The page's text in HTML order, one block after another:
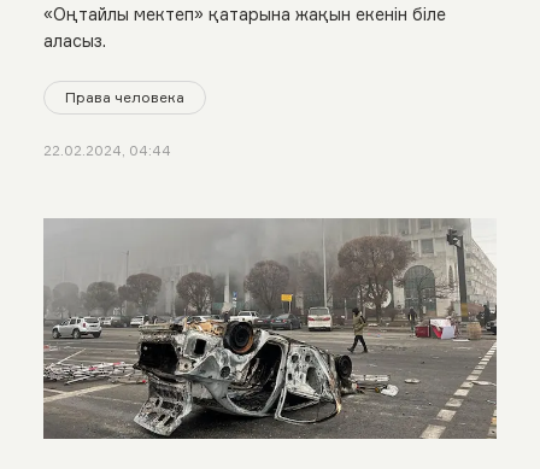
«Оңтайлы мектеп» қатарына жақын екенін біле
аласыз.
Права человека
22.02.2024, 04:44